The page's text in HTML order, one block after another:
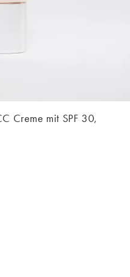
Creme mit SPF 30,
€ (+9%). Vorher 31,50 €.